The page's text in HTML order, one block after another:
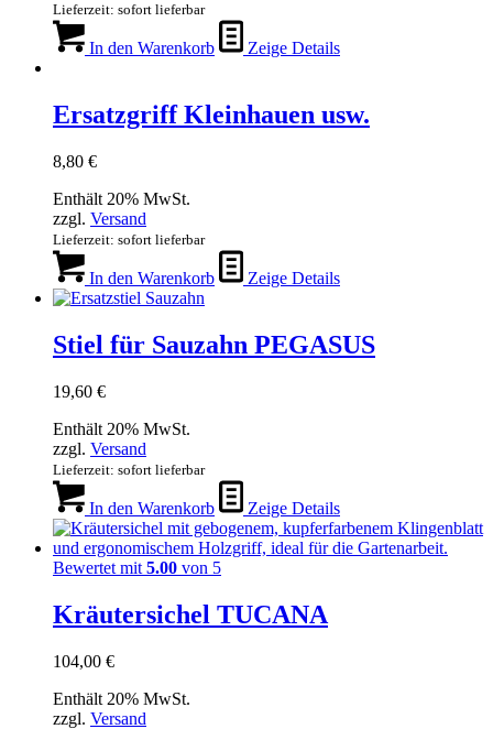
Lieferzeit: sofort lieferbar
In den Warenkorb Zeige Details
Ersatzgriff Kleinhauen usw.
8,80 €
Enthält 20% MwSt.
zzgl. Versand
Lieferzeit: sofort lieferbar
In den Warenkorb Zeige Details
Stiel für Sauzahn PEGASUS
19,60 €
Enthält 20% MwSt.
zzgl. Versand
Lieferzeit: sofort lieferbar
In den Warenkorb Zeige Details
Bewertet mit 5.00 von 5
Kräutersichel TUCANA
104,00 €
Enthält 20% MwSt.
zzgl. Versand